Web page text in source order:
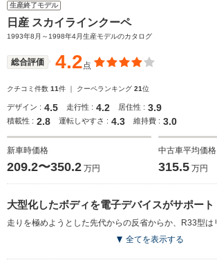
生産終了モデル
日産 スカイラインクーペ
1993年8月～1998年4月生産モデルのカタログ
総合評価 4.2点
クチコミ件数 11件 ｜ クーペランキング 21位
デザイン : 4.5 走行性 : 4.2 居住性 : 3.9
積載性 : 2.8 運転しやすさ : 4.3 維持費 : 3.0
新車時価格
209.2〜350.2 万円
中古車平均価格
315.5 万円
大型化したボディを電子デバイスがサポート
全てを表示する